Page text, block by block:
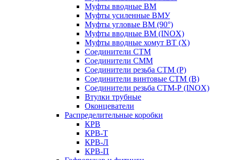
Муфты вводные ВМ
Муфты усиленные ВМУ
Муфты угловые ВМ (90°)
Муфты вводные ВМ (INOX)
Муфты вводные хомут ВТ (Х)
Соединители СТМ
Соединители СММ
Соединители резьба СТМ (Р)
Соединители винтовые СТМ (В)
Соединители резьба СТМ-Р (INOX)
Втулки трубные
Оконцеватели
Распределительные коробки
КРВ
КРВ-Т
КРВ-Л
КРВ-П